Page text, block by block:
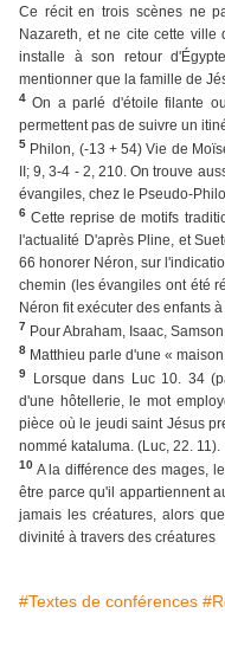
Ce récit en trois scènes ne
Nazareth, et ne cite cette
installe à son retour
mentionner que la famille de
4 On a parlé d'étoile filante
permettent pas de suivre un
5 Philon, (-13 + 54) Vie de
II; 9, 3-4 - 2, 210. On trouve
évangiles, chez le Pseudo-
6 Cette reprise de motifs
l'actualité D'après Pline, et
66 honorer Néron, sur
chemin (les évangiles ont été
Néron fit exécuter des enfants
7 Pour Abraham, Isaac,
8 Matthieu parle d'une «
9
Lorsque dans Luc 10. 34
d'une hôtellerie, le mot
pièce où le jeudi saint Jésus
nommé kataluma. (Luc, 22. 11).
10 A la différence des mages,
être parce qu'il appartiennent
jamais les créatures, alors
divinité à travers des créatures
#Textes de conférences